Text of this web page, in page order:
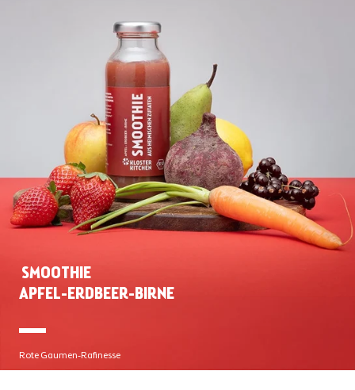
SMOOTHIE
APFEL-ERDBEER-BIRNE
Rote Gaumen-Rafinesse